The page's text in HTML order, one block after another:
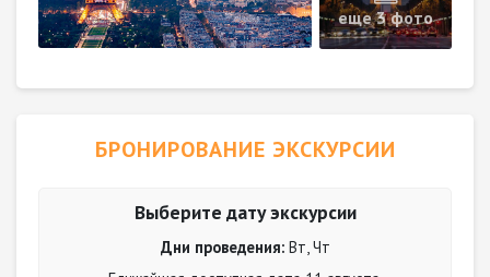
еще 3 фото
БРОНИРОВАНИЕ ЭКСКУРСИИ
Выберите дату экскурсии
Дни проведения:Вт, Чт